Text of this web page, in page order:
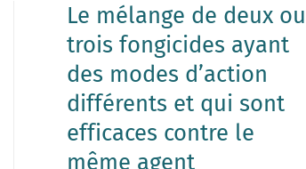
Le mélange de deux ou
trois fongicides ayant
des modes d’action
différents et qui sont
efficaces contre le
même agent